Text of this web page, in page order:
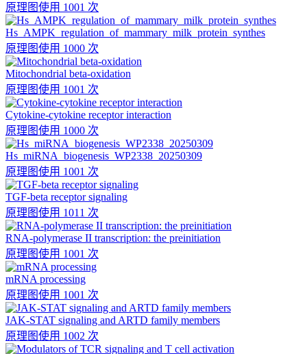
原理图使用 1001 次
Hs_AMPK_regulation_of_mammary_milk_protein_synthes
原理图使用 1000 次
Mitochondrial beta-oxidation
原理图使用 1001 次
Cytokine-cytokine receptor interaction
原理图使用 1000 次
Hs_miRNA_biogenesis_WP2338_20250309
原理图使用 1001 次
TGF-beta receptor signaling
原理图使用 1011 次
RNA-polymerase II transcription: the preinitiation
原理图使用 1001 次
mRNA processing
原理图使用 1001 次
JAK-STAT signaling and ARTD family members
原理图使用 1002 次